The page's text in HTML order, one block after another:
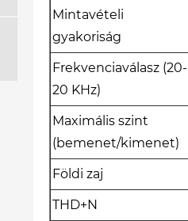
Mintavételi
gyakoriság
Frekvenciaválasz (20-
20 KHz)
Maximális szint
(bemenet/kimenet)
Földi zaj
THD+N